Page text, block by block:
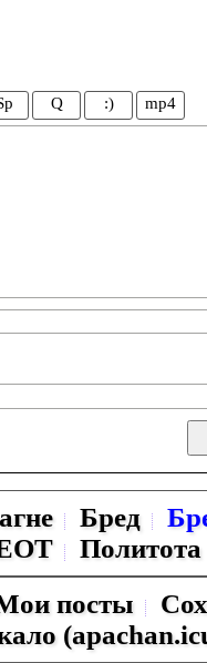
Q :) mp4
Бред
Политота
посты